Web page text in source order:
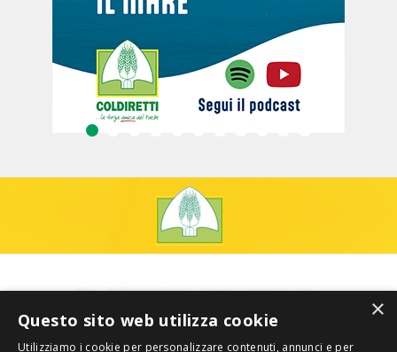
×
Questo sito web utilizza cookie
Utilizziamo i cookie per personalizzare contenuti, annunci e per